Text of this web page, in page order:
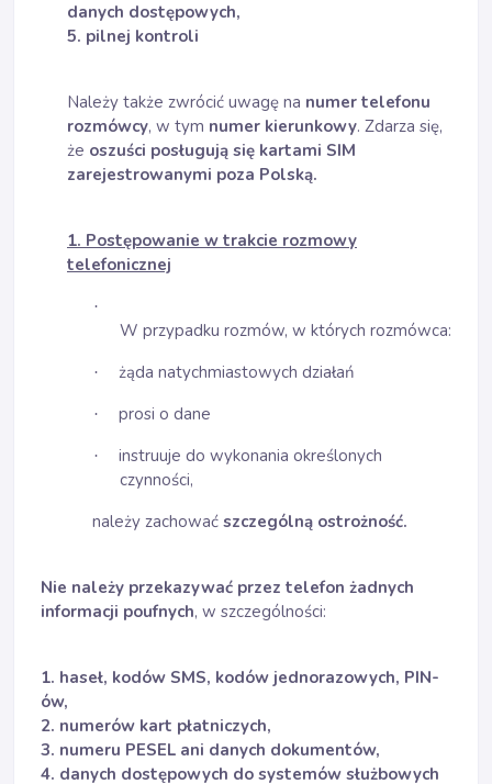
danych dostępowych,
5. pilnej kontroli
Należy także zwrócić uwagę na numer telefonu
rozmówcy, w tym numer kierunkowy. Zdarza się,
że oszuści posługują się kartami SIM
zarejestrowanymi poza Polską.
1. Postępowanie w trakcie rozmowy
telefonicznej
·
W przypadku rozmów, w których rozmówca:
· żąda natychmiastowych działań
· prosi o dane
·
instruuje do wykonania określonych
czynności,
należy zachowaćszczególną ostrożność.
Nie należy przekazywać przez telefon żadnych
informacji poufnych, w szczególności:
1. haseł, kodów SMS, kodów jednorazowych, PIN-
ów,
2. numerów kart płatniczych,
3. numeru PESEL ani danych dokumentów,
4. danych dostępowych do systemów służbowych